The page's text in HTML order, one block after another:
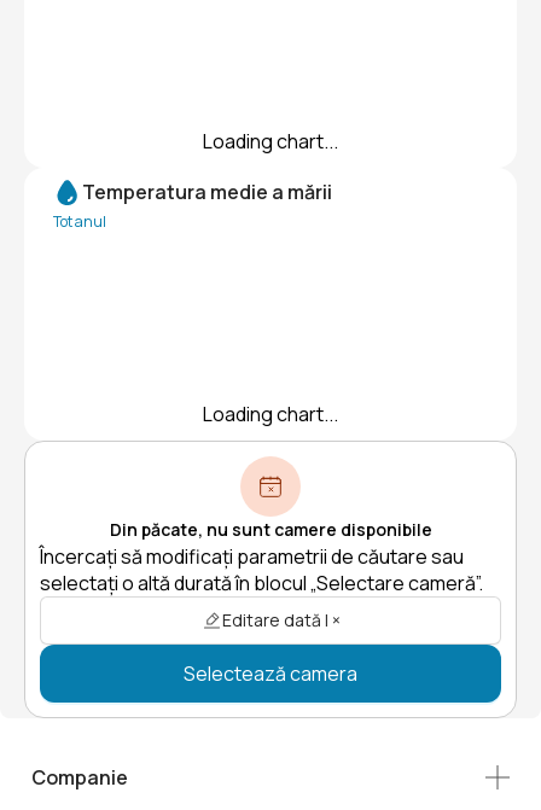
Loading chart...
Temperatura medie a mării
Tot anul
Loading chart...
Din păcate, nu sunt camere disponibile
Încercați să modificați parametrii de căutare sau
selectați o altă durată în blocul „Selectare cameră”.
Editare dată | ×
Selectează camera
Companie